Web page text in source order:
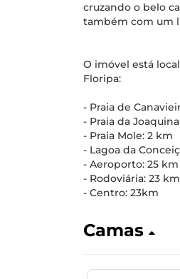
cruzando o belo
também com um
O imóvel está
Floripa:
- Praia de
- Praia da
- Praia Mole: 2 km
- Lagoa da
- Aeroporto: 25 km
- Rodoviária: 23 km
- Centro: 23km
Camas